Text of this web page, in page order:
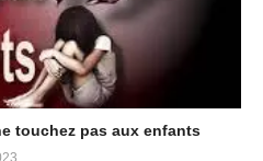
touchez pas aux enfants